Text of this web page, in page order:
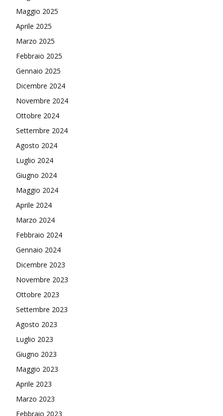
Maggio 2025
Aprile 2025
Marzo 2025
Febbraio 2025
Gennaio 2025
Dicembre 2024
Novembre 2024
Ottobre 2024
Settembre 2024
Agosto 2024
Luglio 2024
Giugno 2024
Maggio 2024
Aprile 2024
Marzo 2024
Febbraio 2024
Gennaio 2024
Dicembre 2023
Novembre 2023
Ottobre 2023
Settembre 2023
Agosto 2023
Luglio 2023
Giugno 2023
Maggio 2023
Aprile 2023
Marzo 2023
Febbraio 2023